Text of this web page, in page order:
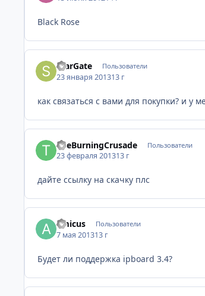
Black Rose
StarGate Пользователи
23 января 201313 г
как связаться с вами для покупки? и
TheBurningCrusade Пользователи
23 февраля 201313 г
дайте ссылку на скачку плс
amicus Пользователи
7 мая 201313 г
Будет ли поддержка ipboard 3.4?